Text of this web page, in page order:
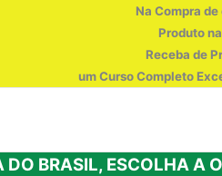
Na Compra
Produto
Receba de
um Curso Completo
DO BRASIL, ESCOLHA A